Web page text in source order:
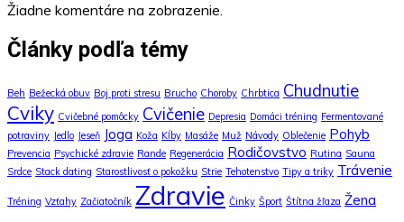
Žiadne komentáre na zobrazenie.
Články podľa témy
Beh Bežecká obuv Boj proti stresu Brucho Choroby Chrbtica Chudnutie
Cviky Cvičebné pomôcky Cvičenie Depresia Domáci tréning Fermentované
potraviny Jedlo Jeseň Joga Koža Kĺby Masáže Muž Návody Oblečenie Pohyb
Prevencia Psychické zdravie Rande Regenerácia Rodičovstvo Rutina Sauna
Srdce Stack dating Starostlivosť o pokožku Strie Tehotenstvo Tipy a triky Trávenie
Tréning Vzťahy Začiatočník Zdravie Činky Šport Štítna žľaza Žena